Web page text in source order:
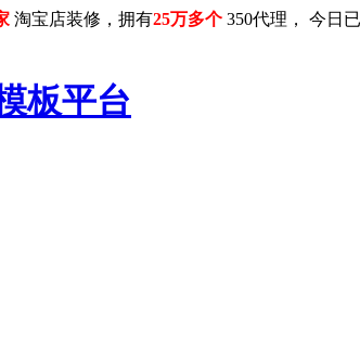
淘宝店装修，拥有25万多个 350代理， 今日